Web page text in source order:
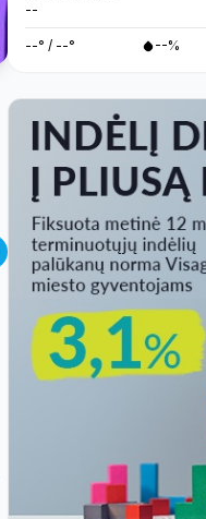
--
--° / --° --%